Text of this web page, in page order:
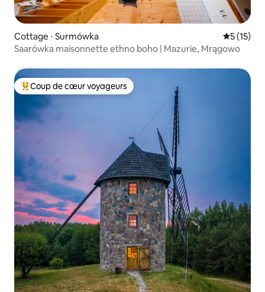
Cottage ⋅ Surmówka
5 (15)
Saarówka maisonnette ethno boho | Mazurie, Mrągowo
Coups de cœur voyageurs les plus appréciés
Coup de cœur voyageurs